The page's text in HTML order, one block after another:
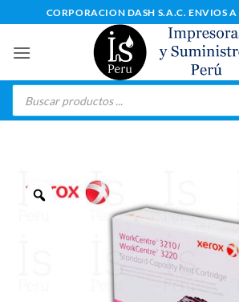
al
contenido
CORPORACION DASH S.A.C. ENVIOS A
Búsqueda
Zoom